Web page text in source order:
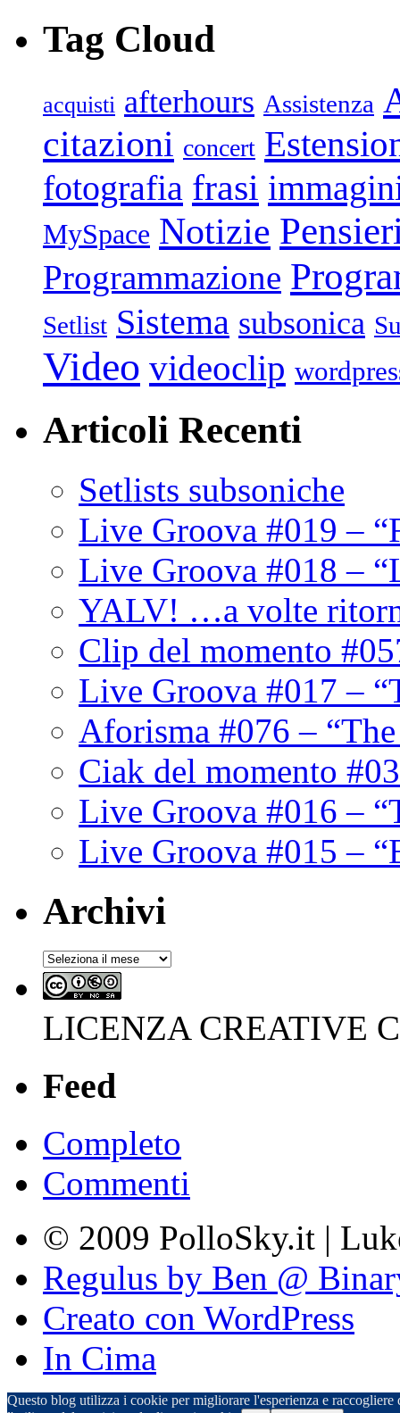
Tag Cloud
acquisti afterhours Assistenza
citazioni concert
fotografia frasi
MySpace Notizie
Programmazione
Setlist Sistema subsonica
Video videoclip
Articoli Recenti
Setlists subsoniche
Live Groova #019 –
Live Groova #018 –
YALV! …a volte
Clip del momento
Live Groova #017 –
Aforisma #076 –
Ciak del momento
Live Groova #016 –
Live Groova #015 –
Archivi
Archivi
LICENZA CREATIVE
Feed
Completo
Commenti
© 2009 PolloSky.it |
Regulus by Ben @
Creato con WordPress
In Cima
Questo blog utilizza i cookie per migliorare l'esperienza e